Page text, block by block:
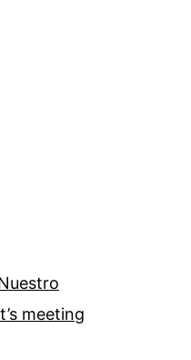
meeting